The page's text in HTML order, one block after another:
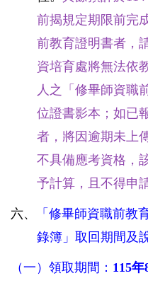
前揭規定期限前完
前教育證明書者，
資培育處將無法依
人之「修畢師資職
位證書影本；如已
者，將因逾期未上
不具備應考資格，
予計算，且不得申
六、
「修畢師資職前教
錄簿」取回期間及
（一）領取期間： 115